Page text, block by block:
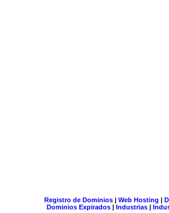
Registro de Dominios| Web Hosting |
Dominios Expirados | Industrias |